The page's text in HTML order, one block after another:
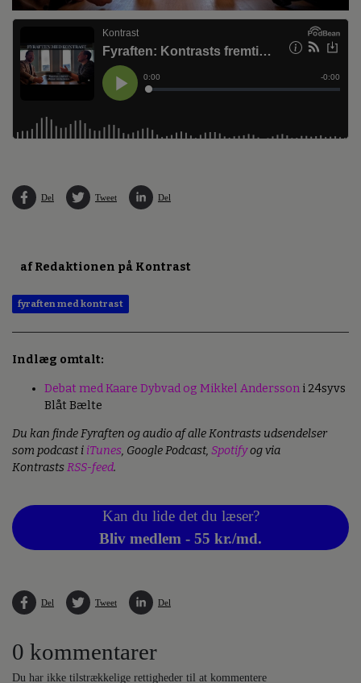
Del Tweet Del
af Redaktionen på Kontrast
fyraften med kontrast
Indlæg omtalt:
Debat med Kaare Dybvad og Mikkel Andersson i 24syvs
Blåt Bælte
Du kan finde Fyraften og audio af alle Kontrasts udsendelser
som podcast i iTunes, Google Podcast, Spotifyog via
KontrastsRSS-feed.
Kan du lide det du læser?
Bliv medlem - 55 kr./md.
Del Tweet Del
0 kommentarer
Du har ikke tilstrækkelige rettigheder til at kommentere